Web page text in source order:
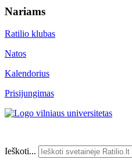
Nariams
Ratilio klubas
Natos
Kalendorius
Prisijungimas
Ieškoti...